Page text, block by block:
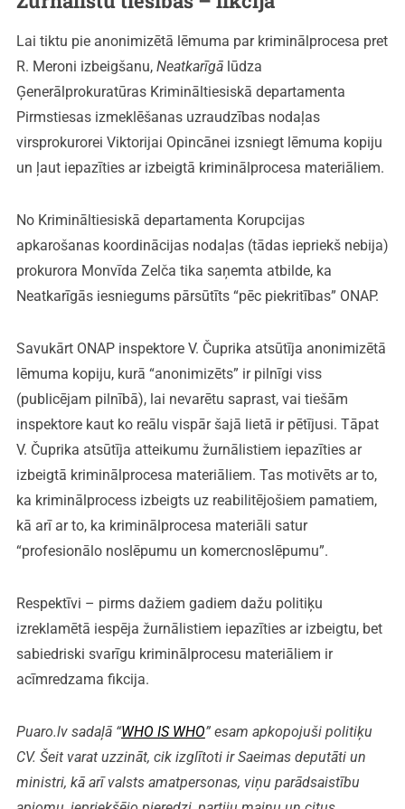
Lai tiktu pie anonimizētā lēmuma par kriminālprocesa pret
R. Meroni izbeigšanu, Neatkarīgālūdza
Ģenerālprokuratūras Krimināltiesiskā departamenta
Pirmstiesas izmeklēšanas uzraudzības nodaļas
virsprokurorei Viktorijai Opincānei izsniegt lēmuma kopiju
un ļaut iepazīties ar izbeigtā kriminālprocesa materiāliem.
No Krimināltiesiskā departamenta Korupcijas
apkarošanas koordinācijas nodaļas (tādas iepriekš nebija)
prokurora Monvīda Zelča tika saņemta atbilde, ka
Neatkarīgās iesniegums pārsūtīts “pēc piekritības” ONAP.
Savukārt ONAP inspektore V. Čuprika atsūtīja anonimizētā
lēmuma kopiju, kurā “anonimizēts” ir pilnīgi viss
(publicējam pilnībā), lai nevarētu saprast, vai tiešām
inspektore kaut ko reālu vispār šajā lietā ir pētījusi. Tāpat
V. Čuprika atsūtīja atteikumu žurnālistiem iepazīties ar
izbeigtā kriminālprocesa materiāliem. Tas motivēts ar to,
ka kriminālprocess izbeigts uz reabilitējošiem pamatiem,
kā arī ar to, ka kriminālprocesa materiāli satur
“profesionālo noslēpumu un komercnoslēpumu”.
Respektīvi – pirms dažiem gadiem dažu politiķu
izreklamētā iespēja žurnālistiem iepazīties ar izbeigtu, bet
sabiedriski svarīgu kriminālprocesu materiāliem ir
acīmredzama fikcija.
Puaro.lv sadaļā “WHO IS WHO” esam apkopojuši politiķu
CV. Šeit varat uzzināt, cik izglītoti ir Saeimas deputāti un
ministri, kā arī valsts amatpersonas, viņu parādsaistību